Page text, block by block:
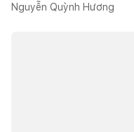
Nguyễn Quỳnh Hương